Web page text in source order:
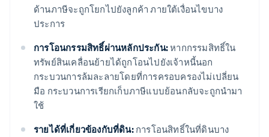
ด้านภาษีจะถูกโยกไปยังลูกค้า ภายใต้เงื่อนไขบาง
ประการ
การโอนกรรมสิทธิ์ผ่านหลักประกัน:หากกรรมสิทธิ์ใน
ทรัพย์สินเคลื่อนย้ายได้ถูกโอนไปยังเจ้าหนี้นอก
กระบวนการล้มละลายโดยที่การครอบครองไม่เปลี่ยน
มือ กระบวนการเรียกเก็บภาษีแบบย้อนกลับจะถูกนำมา
ใช้
รายได้ที่เกี่ยวข้องกับที่ดิน:การโอนสิทธิ์ในที่ดินบาง